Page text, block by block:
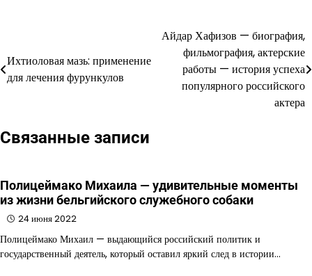
по
записям
Ихтиоловая мазь: применение
для лечения фурункулов
Айдар Хафизов — биография,
фильмография, актерские
работы — история успеха
популярного российского
актера
Связанные записи
Полицеймако Михаила — удивительные моменты
из жизни бельгийского служебного собаки
24 июня 2022
Полицеймако Михаил — выдающийся российский политик и
государственный деятель, который оставил яркий след в истории…